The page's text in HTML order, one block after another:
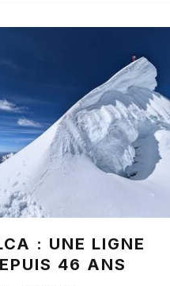
: UNE LIGNE
46 ANS